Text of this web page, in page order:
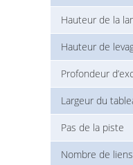
Hauteur de la
Hauteur de
Profondeur
Largeur du
Pas de la piste
Nombre de